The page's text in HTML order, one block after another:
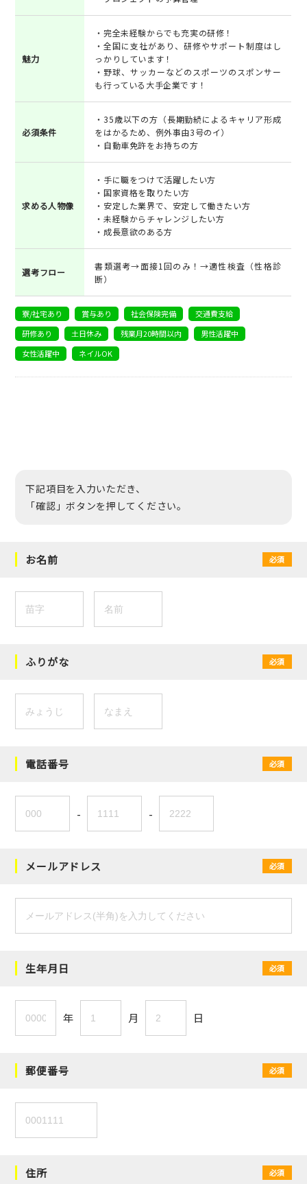
魅力
・完全未経験からでも充実の研修！
・全国に支社があり、研修やサポート制度はし
っかりしています！
・野球、サッカーなどのスポーツのスポンサー
も行っている大手企業です！
必須条件
・35歳以下の方（長期勤続によるキャリア形成
をはかるため、例外事由3号のイ）
・自動車免許をお持ちの方
求める人物像
・手に職をつけて活躍したい方
・国家資格を取りたい方
・安定した業界で、安定して働きたい方
・未経験からチャレンジしたい方
・成長意欲のある方
選考フロー
書類選考→面接1回のみ！→適性検査（性格診
断）
寮/社宅あり 賞与あり 社会保険完備
交通費支給
研修あり
土日休み 残業月20時間以内
男性活躍中
女性活躍中
ネイルOK
下記項目を入力いただき、
「確認」ボタンを押してください。
お名前 必須
ふりがな 必須
電話番号 必須
- -
メールアドレス 必須
生年月日 必須
年 月 日
郵便番号 必須
住所 必須